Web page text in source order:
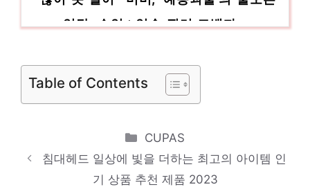
입담..수익→입술 필러 고백까…
백?…”입술만 살짝”
‘라스’ 미미, 입술 필러 고백 “조금씩 넣어
“살 지분 너무 많아”..백지영→권은비, 워터
밤 여신들의 섹시 의상 [Oh!쎈 이…
Table of Contents
Categories
CUPAS
침대헤드 일상에 빛을 더하는 최고의 아이템 인
기 상품 추천 제품 2023